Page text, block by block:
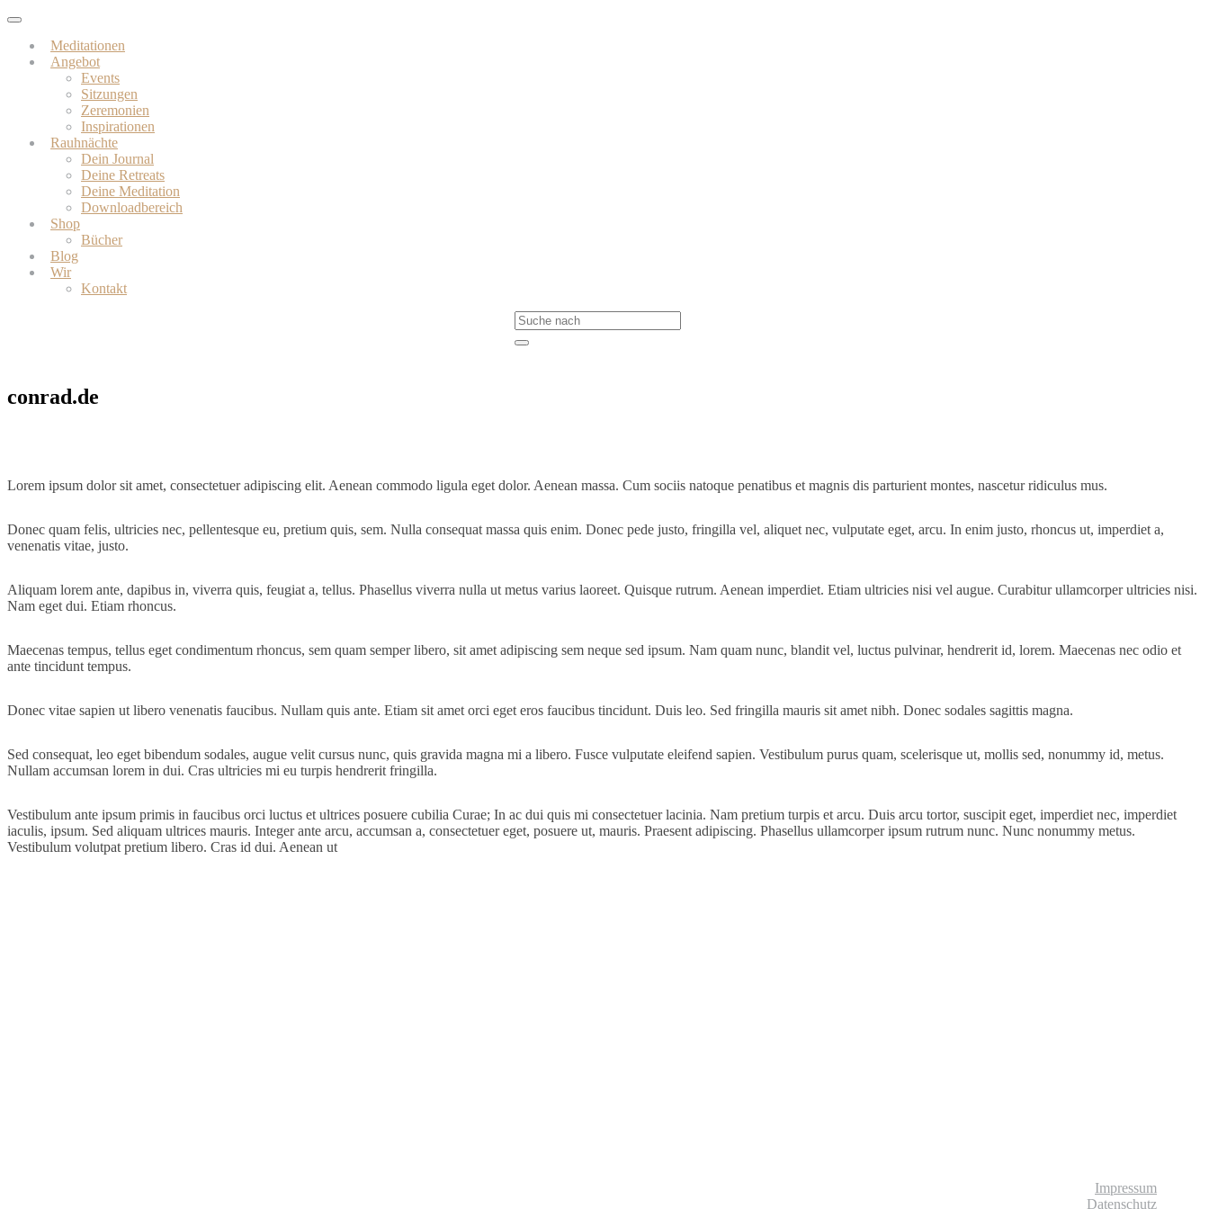
Skip
main
content
Toggle
navigationMeditationen
Angebot
Events
Sitzungen
Zeremonien
Inspirationen
Rauhnächte
Dein Journal
Deine Retreats
Deine Meditation
Downloadbereich
Shop
Bücher
Blog
Wir
Kontakt
conrad.de
Lorem ipsum dolor sit amet, consectetuer adipiscing elit. Aenean commodo ligula eget dolor. Aenean massa. Cum sociis natoque penatibus et magnis dis parturient montes, nascetur ridiculus mus.
Donec quam felis, ultricies nec, pellentesque eu, pretium quis, sem. Nulla consequat massa quis enim. Donec pede justo, fringilla vel, aliquet nec, vulputate eget, arcu. In enim justo, rhoncus ut, imperdiet a,
venenatis vitae, justo.
Aliquam lorem ante, dapibus in, viverra quis, feugiat a, tellus. Phasellus viverra nulla ut metus varius laoreet. Quisque rutrum. Aenean imperdiet. Etiam ultricies nisi vel augue. Curabitur ullamcorper ultricies nisi.
Nam eget dui. Etiam rhoncus.
Maecenas tempus, tellus eget condimentum rhoncus, sem quam semper libero, sit amet adipiscing sem neque sed ipsum. Nam quam nunc, blandit vel, luctus pulvinar, hendrerit id, lorem. Maecenas nec odio et
ante tincidunt tempus.
Donec vitae sapien ut libero venenatis faucibus. Nullam quis ante. Etiam sit amet orci eget eros faucibus tincidunt. Duis leo. Sed fringilla mauris sit amet nibh. Donec sodales sagittis magna.
Sed consequat, leo eget bibendum sodales, augue velit cursus nunc, quis gravida magna mi a libero. Fusce vulputate eleifend sapien. Vestibulum purus quam, scelerisque ut, mollis sed, nonummy id, metus.
Nullam accumsan lorem in dui. Cras ultricies mi eu turpis hendrerit fringilla.
Vestibulum ante ipsum primis in faucibus orci luctus et ultrices posuere cubilia Curae; In ac dui quis mi consectetuer lacinia. Nam pretium turpis et arcu. Duis arcu tortor, suscipit eget, imperdiet nec, imperdiet
iaculis, ipsum. Sed aliquam ultrices mauris. Integer ante arcu, accumsan a, consectetuer eget, posuere ut, mauris. Praesent adipiscing. Phasellus ullamcorper ipsum rutrum nunc. Nunc nonummy metus.
Vestibulum volutpat pretium libero. Cras id dui. Aenean ut
Impressum
Datenschutz